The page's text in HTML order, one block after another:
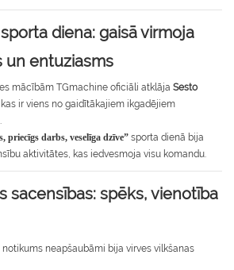
diena: gaisā virmoja
un entuziasms
mācībām TGmachine oficiāli atklāja Sesto
kas ir viens no gaidītākajiem ikgadējiem
priecīgs darbs, veselīga dzīve” sporta dienā bija
aktivitātes, kas iedvesmoja visu komandu.
sacensības: spēks, vienotība
neapšaubāmi bija virves vilkšanas